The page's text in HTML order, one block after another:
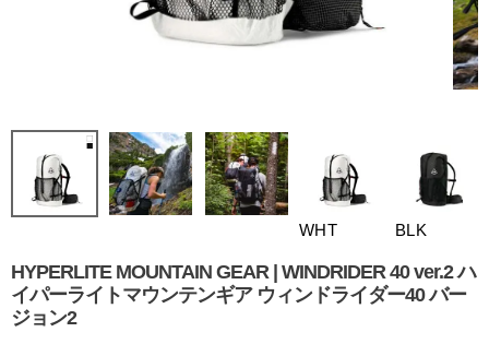
WHT BLK
HYPERLITE MOUNTAIN GEAR | WINDRIDER 40 ver.2 ハ
イパーライトマウンテンギア ウィンドライダー40 バー
ジョン2